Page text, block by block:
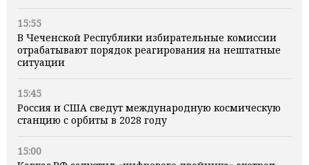
15:55
В Чеченской Республики избирательные комиссии
отрабатывают порядок реагирования на нештатные
ситуации
15:45
Россия и США сведут международную космическую
станцию с орбиты в 2028 году
15:00